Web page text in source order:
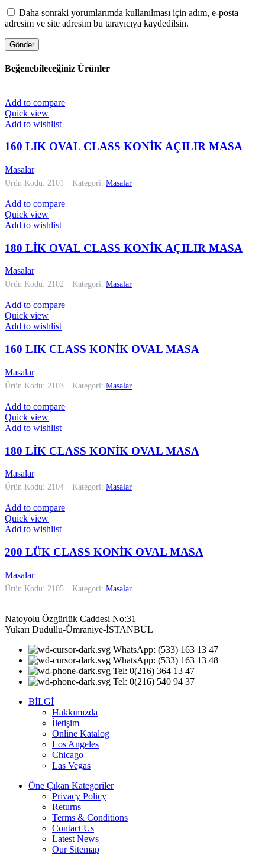
Daha sonraki yorumlarımda kullanılması için adım, e-posta
adresim ve site adresim bu tarayıcıya kaydedilsin.
Beğenebileceğiniz Ürünler
Add to compare
Quick view
Add to wishlist
160 LIK OVAL CLASS KONİK AÇILIR MASA
Masalar
Ürün Kodu: 2101 Kategori: Masalar
Add to compare
Quick view
Add to wishlist
180 LİK OVAL CLASS KONİK AÇILIR MASA
Masalar
Ürün Kodu: 2102 Kategori: Masalar
Add to compare
Quick view
Add to wishlist
160 LIK CLASS KONİK OVAL MASA
Masalar
Ürün Kodu: 2103 Kategori: Masalar
Add to compare
Quick view
Add to wishlist
180 LİK CLASS KONİK OVAL MASA
Masalar
Ürün Kodu: 2104 Kategori: Masalar
Add to compare
Quick view
Add to wishlist
200 LÜK CLASS KONİK OVAL MASA
Masalar
Ürün Kodu: 2105 Kategori: Masalar
Natoyolu Özgürlük Caddesi No:31
Yukarı Dudullu-Ümraniye-İSTANBUL
WhatsApp: (533) 163 13 47
WhatsApp: (533) 163 13 48
Tel: 0(216) 364 13 47
Tel: 0(216) 540 94 37
BİLGİ
Hakkımızda
İletişim
Online Katalog
Los Angeles
Chicago
Las Vegas
Öne Çıkan Kategoriler
Privacy Policy
Returns
Terms & Conditions
Contact Us
Latest News
Our Sitemap